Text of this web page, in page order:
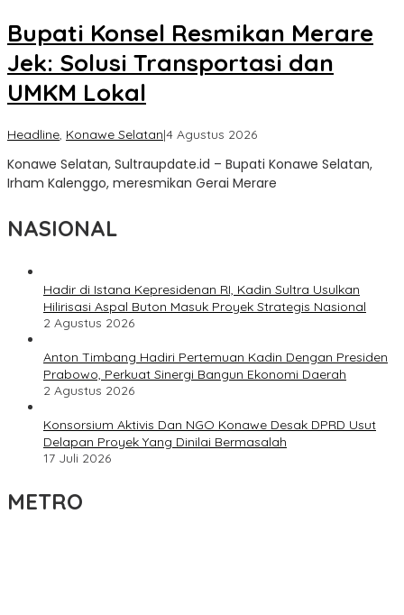
Bupati Konsel Resmikan Merare
Jek: Solusi Transportasi dan
UMKM Lokal
Headline, Konawe Selatan|4 Agustus 2026oleh
Update
Konawe Selatan, Sultraupdate.id – Bupati Konawe Selatan,
Irham Kalenggo, meresmikan Gerai Merare
NASIONAL
Hadir di Istana Kepresidenan RI, Kadin Sultra Usulkan
Hilirisasi Aspal Buton Masuk Proyek Strategis Nasional
2 Agustus 2026
Anton Timbang Hadiri Pertemuan Kadin Dengan Presiden
Prabowo, Perkuat Sinergi Bangun Ekonomi Daerah
2 Agustus 2026
Konsorsium Aktivis Dan NGO Konawe Desak DPRD Usut
Delapan Proyek Yang Dinilai Bermasalah
17 Juli 2026
METRO